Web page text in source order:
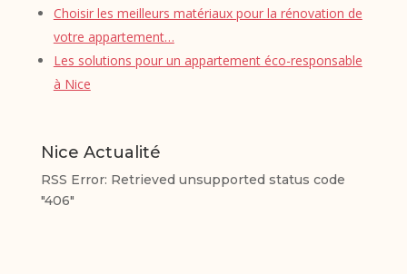
Choisir les meilleurs matériaux pour la rénovation de
votre appartement…
Les solutions pour un appartement éco-responsable
à Nice
Nice Actualité
RSS Error: Retrieved unsupported status code
"406"